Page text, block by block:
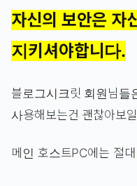
자신의 보안은 자
지키셔야합니다.
블로그시크릿 회원님들
사용해보는건 괜찮아보
메인 호스트PC에는 절